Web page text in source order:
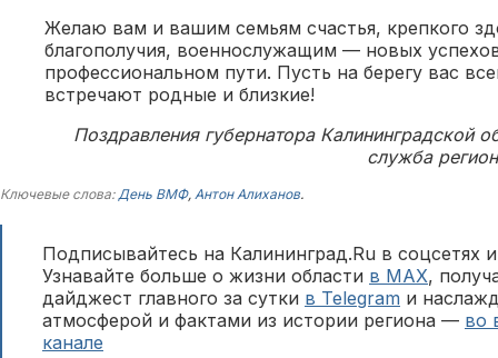
Желаю вам и вашим семьям счастья, крепкого
благополучия, военнослужащим — новых
профессиональном пути. Пусть на берегу вас
встречают родные и близкие!
Поздравления губернатора Калининградской
служба
Ключевые слова:День ВМФ, Антон Алиханов.
Подписывайтесь на Калининград.Ru в соцсетях
Узнавайте больше о жизни области в MAX,
дайджест главного за сутки в Telegram и
атмосферой и фактами из истории региона — во
канале